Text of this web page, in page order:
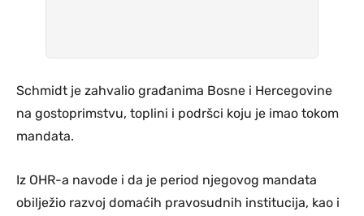
Schmidt je zahvalio građanima Bosne i Hercegovine
na gostoprimstvu, toplini i podršci koju je imao tokom
mandata.
Iz OHR-a navode i da je period njegovog mandata
obilježio razvoj domaćih pravosudnih institucija, kao i